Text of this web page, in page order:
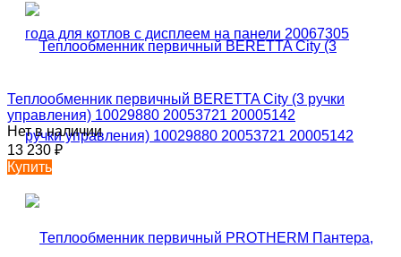
Теплообменник первичный BERETTA City (3 ручки
управления) 10029880 20053721 20005142
Нет в наличии
13 230 ₽
Купить